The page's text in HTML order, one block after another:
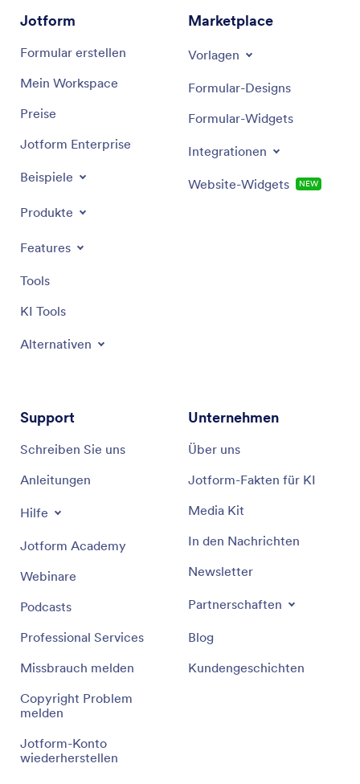
Jotform
Formular erstellen
Mein Workspace
Preise
Jotform Enterprise
Beispiele
Produkte
Features
Tools
KI Tools
Alternativen
Marketplace
Vorlagen
Formular-Designs
Formular-Widgets
Integrationen
Website-Widgets NEW
Support
Schreiben Sie uns
Anleitungen
Hilfe
Jotform Academy
Webinare
Podcasts
Professional Services
Missbrauch melden
Copyright Problem
melden
Jotform-Konto
wiederherstellen
Unternehmen
Über uns
Jotform-Fakten für KI
Media Kit
In den Nachrichten
Newsletter
Partnerschaften
Blog
Kundengeschichten